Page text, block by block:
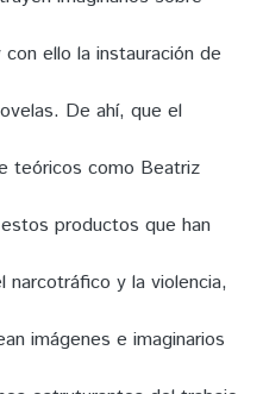
ello la instauración de
De ahí, que el
teóricos como Beatriz
productos que han
narcotráfico y la violencia,
imágenes e imaginarios